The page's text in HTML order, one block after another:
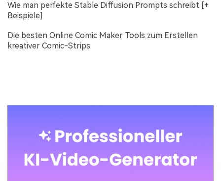
Wie man perfekte Stable Diffusion Prompts schreibt [+
Beispiele]
Die besten Online Comic Maker Tools zum Erstellen
kreativer Comic-Strips